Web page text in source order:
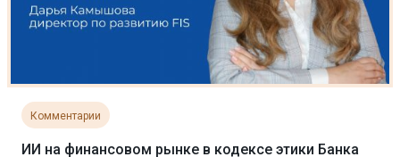
Комментарии
ИИ на финансовом рынке в кодексе этики Банка